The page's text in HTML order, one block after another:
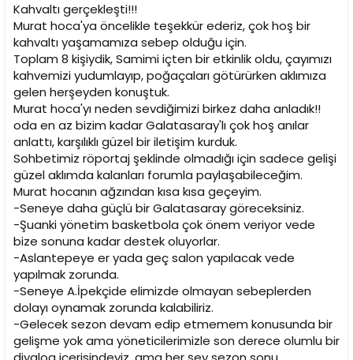
Kahvaltı gerçekleşti!!!
Murat hoca'ya öncelikle teşekkür ederiz, çok hoş bir
kahvaltı yaşamamıza sebep olduğu için.
Toplam 8 kişiydik, Samimi içten bir etkinlik oldu, çayımızı
kahvemizi yudumlayıp, poğaçaları götürürken aklımıza
gelen herşeyden konuştuk.
Murat hoca'yı neden sevdiğimizi birkez daha anladık!!
oda en az bizim kadar Galatasaray'lı çok hoş anılar
anlattı, karşılıklı güzel bir iletişim kurduk.
Sohbetimiz röportaj şeklinde olmadığı için sadece gelişi
güzel aklımda kalanları forumla paylaşabileceğim.
Murat hocanın ağzından kısa kısa geçeyim.
-Seneye daha güçlü bir Galatasaray göreceksiniz.
-Şuanki yönetim basketbola çok önem veriyor vede
bize sonuna kadar destek oluyorlar.
-Aslantepeye er yada geç salon yapılacak vede
yapılmak zorunda.
-Seneye A.İpekçide elimizde olmayan sebeplerden
dolayı oynamak zorunda kalabiliriz.
-Gelecek sezon devam edip etmemem konusunda bir
gelişme yok ama yöneticilerimizle son derece olumlu bir